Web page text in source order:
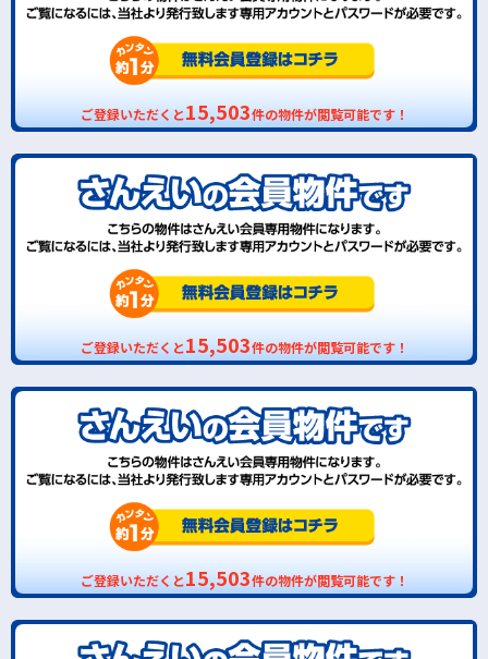
ご登録いただくと15,503件の物件が閲覧可能です！
ご登録いただくと15,503件の物件が閲覧可能です！
ご登録いただくと15,503件の物件が閲覧可能です！